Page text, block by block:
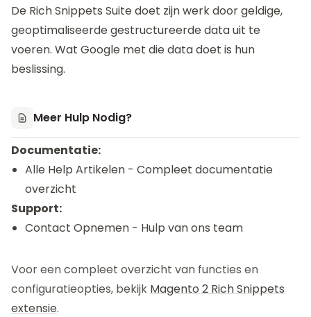
De Rich Snippets Suite doet zijn werk door geldige,
geoptimaliseerde gestructureerde data uit te
voeren. Wat Google met die data doet is hun
beslissing.
Meer Hulp Nodig?
Documentatie:
Alle Help Artikelen - Compleet documentatie
overzicht
Support:
Contact Opnemen - Hulp van ons team
Voor een compleet overzicht van functies en
configuratieopties, bekijk Magento 2 Rich Snippets
extensie.